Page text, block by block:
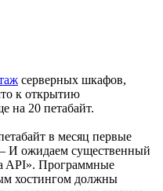
серверных шкафов,
к открытию
на 20 петабайт.
в месяц первые
ожидаем существенный
API». Программные
хостингом должны